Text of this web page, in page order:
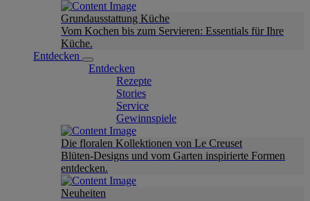
Grundausstattung Küche
Vom Kochen bis zum Servieren: Essentials für Ihre
Küche.
Entdecken
Entdecken
Rezepte
Stories
Service
Gewinnspiele
Die floralen Kollektionen von Le Creuset
Blüten-Designs und vom Garten inspirierte Formen
entdecken.
Neuheiten